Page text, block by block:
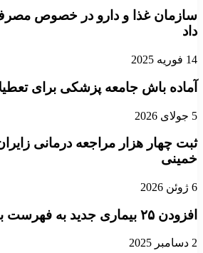
سازمان غذا و دارو در خصوص مصرف
داد
14 فوریه 2025
آماده باش جامعه پزشکی برای
5 جولای 2026
ثبت چهار هزار مراجعه درمانی
خمینی
6 ژوئن 2026
افزودن ۲۵ بیماری جدید به فهرست بیماریهای نادر
2 دسامبر 2025